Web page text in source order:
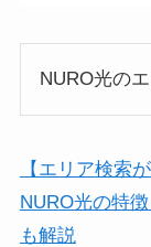
NURO光の
【エリア検索
NURO光の特
も解説